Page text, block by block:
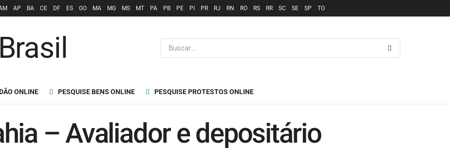
AP BA CE DF ES GO MA MG MS MT PA PB PE PI PR RJ RN RO RS RR SC SE SP TO
ONLINE PESQUISE BENS ONLINE PESQUISE PROTESTOS ONLINE
– Avaliador e depositário